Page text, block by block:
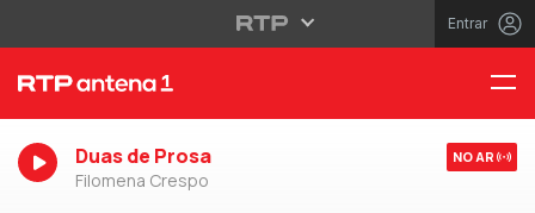
Entrar
Duas de Prosa
Filomena Crespo
NO AR